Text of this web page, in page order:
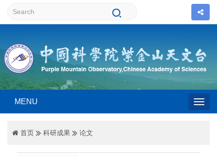
MENU
首页 科研成果 论文